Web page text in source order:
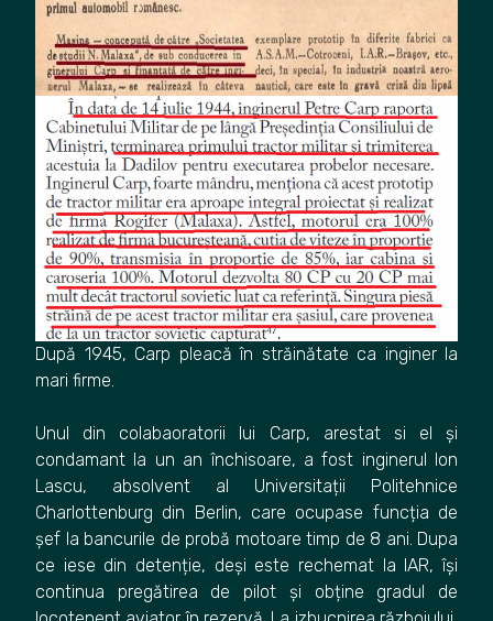
După 1945, Carp pleacă în străinătate ca inginer la
mari firme.
Unul din colabaoratorii lui Carp, arestat si el și
condamant la un an închisoare, a fost inginerul Ion
Lascu, absolvent al Universitații Politehnice
Charlottenburg din Berlin, care ocupase funcția de
șef la bancurile de probă motoare timp de 8 ani. Dupa
ce iese din detenție, deși este rechemat la IAR, își
continua pregătirea de pilot și obține gradul de